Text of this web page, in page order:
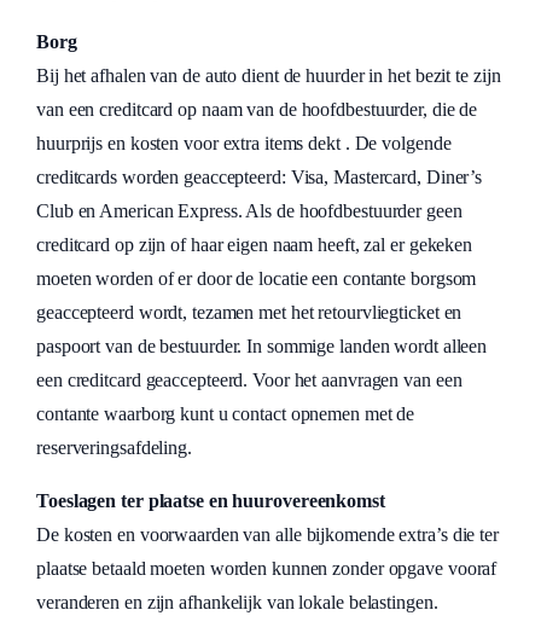
Borg
Bij het afhalen van de auto dient de huurder in het bezit te zijn
van een creditcard op naam van de hoofdbestuurder, die de
huurprijs en kosten voor extra items dekt . De volgende
creditcards worden geaccepteerd: Visa, Mastercard, Diner’s
Club en American Express. Als de hoofdbestuurder geen
creditcard op zijn of haar eigen naam heeft, zal er gekeken
moeten worden of er door de locatie een contante borgsom
geaccepteerd wordt, tezamen met het retourvliegticket en
paspoort van de bestuurder. In sommige landen wordt alleen
een creditcard geaccepteerd. Voor het aanvragen van een
contante waarborg kunt u contact opnemen met de
reserveringsafdeling.
Toeslagen ter plaatse en huurovereenkomst
De kosten en voorwaarden van alle bijkomende extra’s die ter
plaatse betaald moeten worden kunnen zonder opgave vooraf
veranderen en zijn afhankelijk van lokale belastingen.